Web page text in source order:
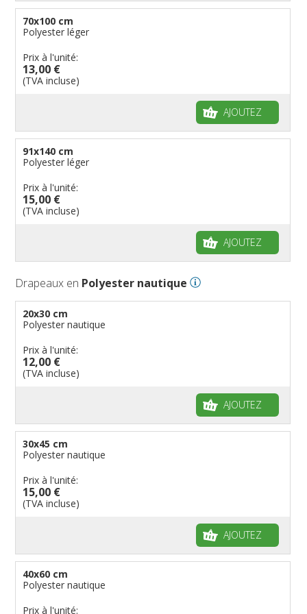
Drapeaux de table
70x100 cm
Polyester léger
Prix à l'unité:
13,00 €
(TVA incluse)
AJOUTEZ
91x140 cm
Polyester léger
Prix à l'unité:
15,00 €
(TVA incluse)
AJOUTEZ
Drapeaux en Polyester nautique
20x30 cm
Polyester nautique
Prix à l'unité:
12,00 €
(TVA incluse)
AJOUTEZ
30x45 cm
Polyester nautique
Prix à l'unité:
15,00 €
(TVA incluse)
AJOUTEZ
40x60 cm
Polyester nautique
Prix à l'unité: